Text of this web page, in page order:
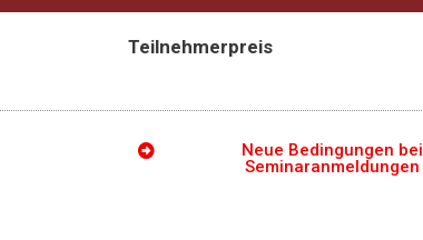
Teilnehmerpreis
Neue Bedingungen bei
Seminaranmeldungen